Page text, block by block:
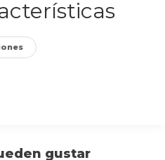
gustar